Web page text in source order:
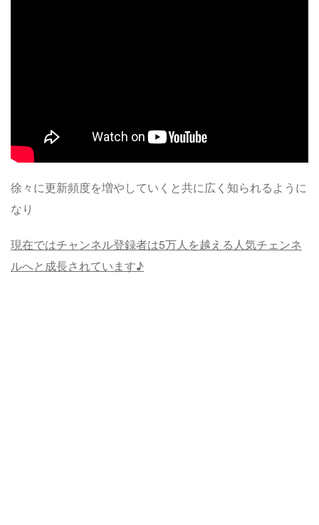
徐々に更新頻度を増やしていくと共に広く知られるように
なり
現在ではチャンネル登録者は5万人を越える人気チェンネ
ルへと成長されています♪